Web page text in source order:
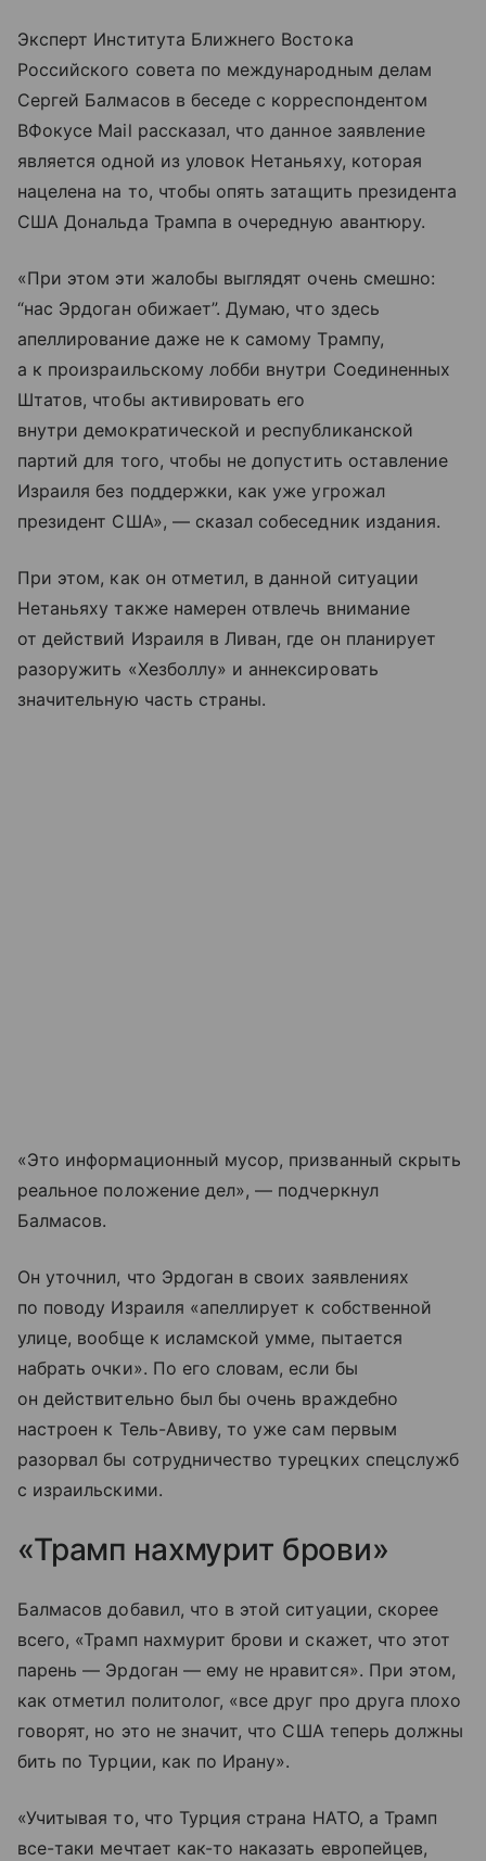
Эксперт Института Ближнего Востока
Российского совета по международным делам
Сергей Балмасов в беседе с корреспондентом
ВФокусе Mail рассказал, что данное заявление
является одной из уловок Нетаньяху, которая
нацелена на то, чтобы опять затащить президента
США Дональда Трампа в очередную авантюру.
«При этом эти жалобы выглядят очень смешно:
“нас Эрдоган обижает”. Думаю, что здесь
апеллирование даже не к самому Трампу,
а к произраильскому лобби внутри Соединенных
Штатов, чтобы активировать его
внутри демократической и республиканской
партий для того, чтобы не допустить оставление
Израиля без поддержки, как уже угрожал
президент США», — сказал собеседник издания.
При этом, как он отметил, в данной ситуации
Нетаньяху также намерен отвлечь внимание
от действий Израиля в Ливан, где он планирует
разоружить «Хезболлу» и аннексировать
значительную часть страны.
«Это информационный мусор, призванный скрыть
реальное положение дел», — подчеркнул
Балмасов.
Он уточнил, что Эрдоган в своих заявлениях
по поводу Израиля «апеллирует к собственной
улице, вообще к исламской умме, пытается
набрать очки». По его словам, если бы
он действительно был бы очень враждебно
настроен к Тель-Авиву, то уже сам первым
разорвал бы сотрудничество турецких спецслужб
с израильскими.
«Трамп нахмурит брови»
Балмасов добавил, что в этой ситуации, скорее
всего, «Трамп нахмурит брови и скажет, что этот
парень — Эрдоган — ему не нравится». При этом,
как отметил политолог, «все друг про друга плохо
говорят, но это не значит, что США теперь должны
бить по Турции, как по Ирану».
«Учитывая то, что Турция страна НАТО, а Трамп
все-таки мечтает как-то наказать европейцев,